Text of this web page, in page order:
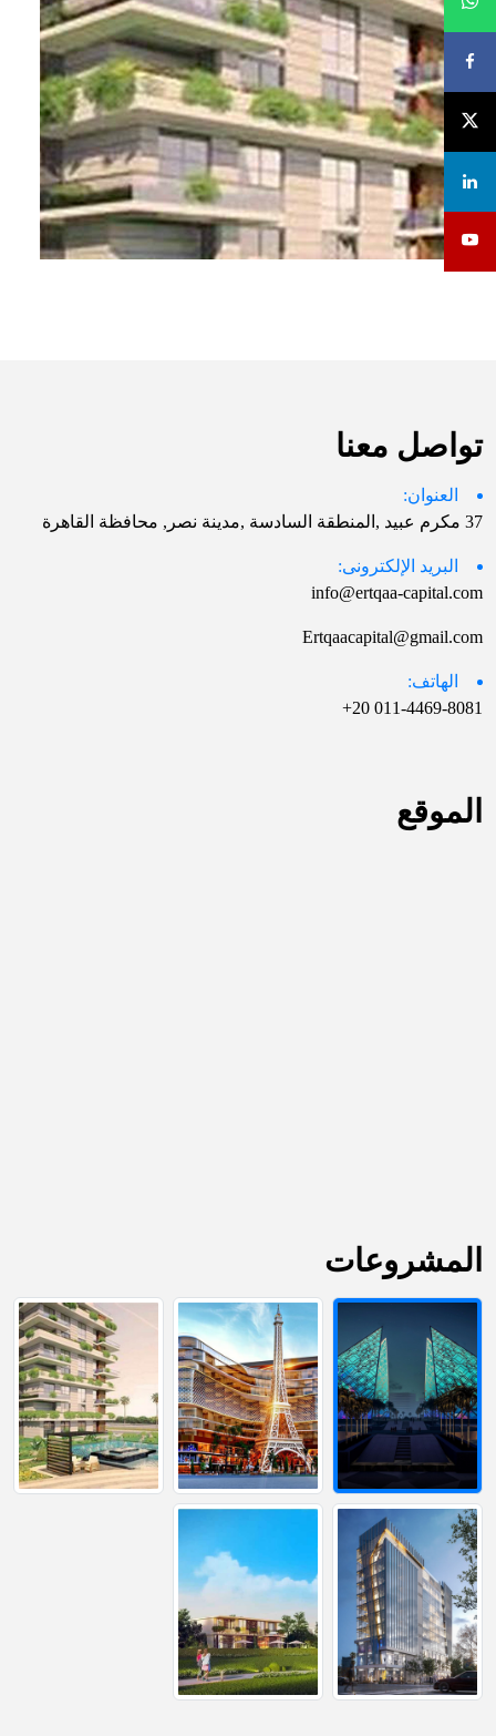
تواصل معنا
العنوان:
37 مكرم عبيد ,المنطقة السادسة ,مدينة نصر, محافظة القاهرة
البريد الإلكترونى:
info@ertqaa-capital.com
Ertqaacapital@gmail.com
الهاتف:
011-4469-8081 20+
الموقع
المشروعات